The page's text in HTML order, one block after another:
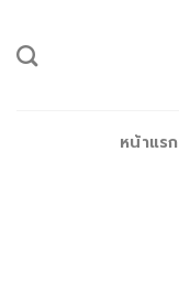
ยัง
หน้าแรก